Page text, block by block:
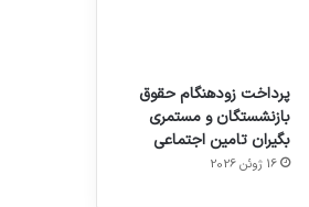
پرداخت زودهنگام حقوق
بازنشستگان و مستمری
بگیران تامین اجتماعی
16 ژوئن 2026
های 2023